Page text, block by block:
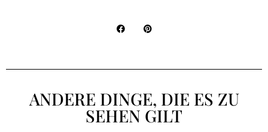
ANDERE DINGE, DIE ES ZU
SEHEN GILT